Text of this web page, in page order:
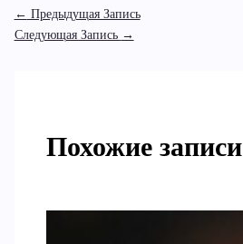
← Предыдущая Запись
Следующая Запись →
Похожие записи